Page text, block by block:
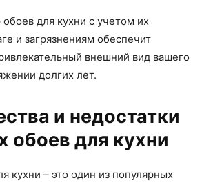
для кухни с учетом их
и загрязнениям обеспечит
внешний вид вашего
долгих лет.
и недостатки
обоев для кухни
кухни – это один из популярных